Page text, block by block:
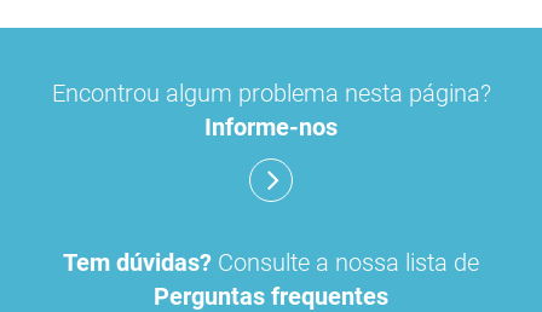
Encontrou algum problema nesta página?
Informe-nos
Tem dúvidas? Consulte a nossa lista de
Perguntas frequentes